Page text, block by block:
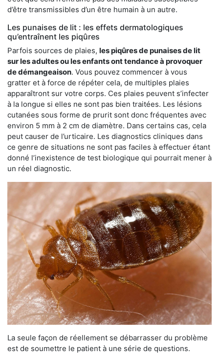
d’être transmissibles d’un être humain à un autre.
Les punaises de lit : les effets dermatologiques
qu’entraînent les piqûres
Parfois sources de plaies, les piqûres de punaises de lit
sur les adultes ou les enfants ont tendance à provoquer
de démangeaison. Vous pouvez commencer à vous
gratter et à force de répéter cela, de multiples plaies
apparaîtront sur votre corps. Ces plaies peuvent s’infecter
à la longue si elles ne sont pas bien traitées. Les lésions
cutanées sous forme de prurit sont donc fréquentes avec
environ 5 mm à 2 cm de diamètre. Dans certains cas, cela
peut causer de l’urticaire. Les diagnostics cliniques dans
ce genre de situations ne sont pas faciles à effectuer étant
donné l’inexistence de test biologique qui pourrait mener à
un réel diagnostic.
La seule façon de réellement se débarrasser du problème
est de soumettre le patient à une série de questions.